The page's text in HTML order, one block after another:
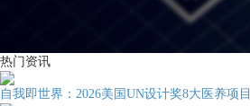
热门资讯
自我即世界：2026美国UN设计奖8大医养项目